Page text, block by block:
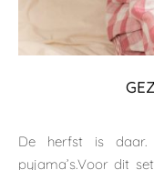
De herfst is daar. Het perfecte weer voor gezellige
pyjama’s.Voor dit